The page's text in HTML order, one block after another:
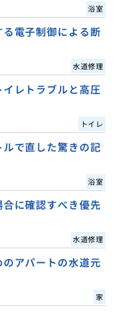
浴室
電子制御による断
水道修理
レトラブルと高圧
トイレ
で直した驚きの記
浴室
に確認すべき優先
水道修理
アパートの水道元
家